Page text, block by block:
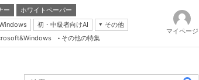
ー
ホワイトペーパー
初・中級者向けAI
その他
& Storage
その他の特集
マイページ